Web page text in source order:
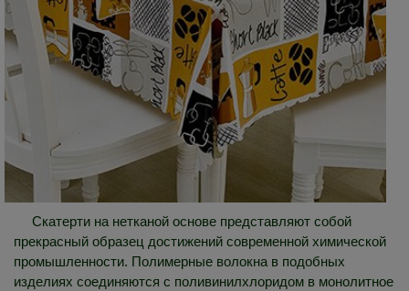
Скатерти на нетканой основе представляют собой
прекрасный образец достижений современной химической
промышленности. Полимерные волокна в подобных
изделиях соединяются с поливинилхлоридом в монолитное